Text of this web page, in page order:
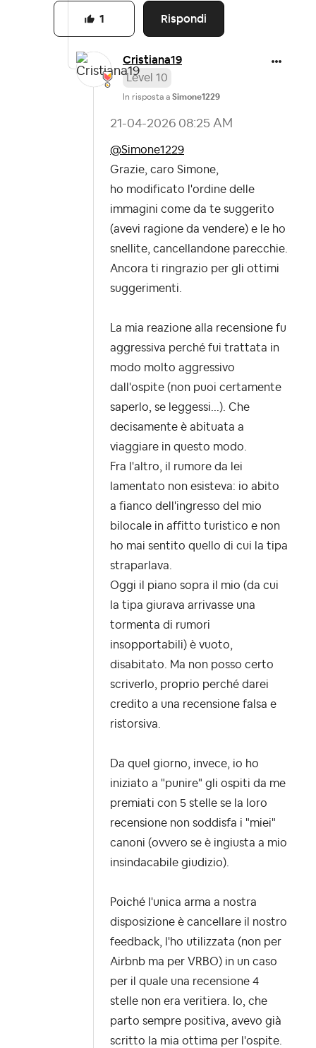
Rispondi
1
Cristiana19
Level 10
In risposta a Simone1229
‎21-04-2026 08:25 AM
@Simone1229
Grazie, caro Simone,
ho modificato l'ordine delle
immagini come da te suggerito
(avevi ragione da vendere) e le ho
snellite, cancellandone parecchie.
Ancora ti ringrazio per gli ottimi
suggerimenti.
La mia reazione alla recensione fu
aggressiva perché fui trattata in
modo molto aggressivo
dall'ospite (non puoi certamente
saperlo, se leggessi...). Che
decisamente è abituata a
viaggiare in questo modo.
Fra l'altro, il rumore da lei
lamentato non esisteva: io abito
a fianco dell'ingresso del mio
bilocale in affitto turistico e non
ho mai sentito quello di cui la tipa
straparlava.
Oggi il piano sopra il mio (da cui
la tipa giurava arrivasse una
tormenta di rumori
insopportabili) è vuoto,
disabitato. Ma non posso certo
scriverlo, proprio perché darei
credito a una recensione falsa e
ristorsiva.
Da quel giorno, invece, io ho
iniziato a "punire" gli ospiti da me
premiati con 5 stelle se la loro
recensione non soddisfa i "miei"
canoni (ovvero se è ingiusta a mio
insindacabile giudizio).
Poiché l'unica arma a nostra
disposizione è cancellare il nostro
feedback, l'ho utilizzata (non per
Airbnb ma per VRBO) in un caso
per il quale una recensione 4
stelle non era veritiera. Io, che
parto sempre positiva, avevo già
scritto la mia ottima per l'ospite.